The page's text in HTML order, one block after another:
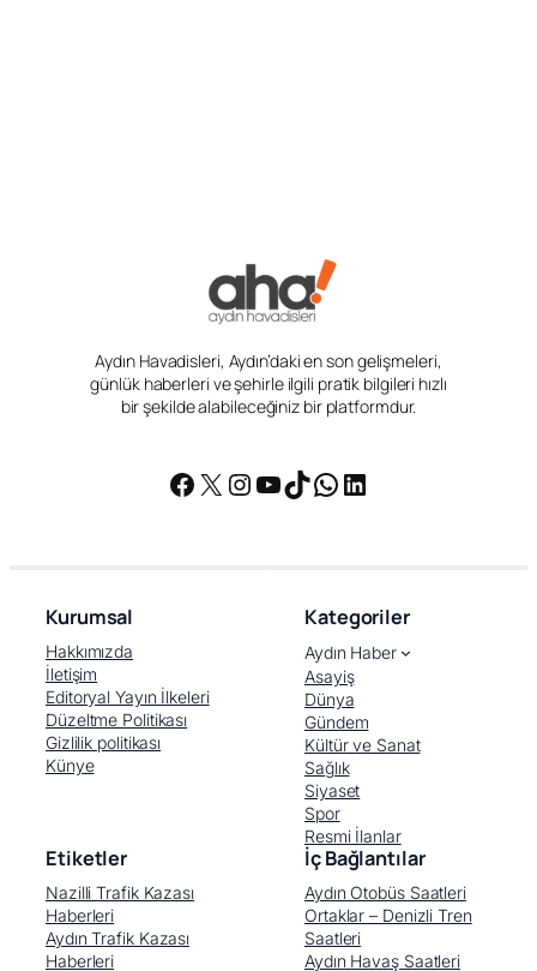
Aydın Havadisleri, Aydın’daki en son gelişmeleri,
günlük haberleri ve şehirle ilgili pratik bilgileri hızlı
bir şekilde alabileceğiniz bir platformdur.
Facebook
X Instagram
YouTube
TikTok
WhatsApp
LinkedIn
Kurumsal
Hakkımızda
İletişim
Editoryal Yayın İlkeleri
Düzeltme Politikası
Gizlilik politikası
Künye
Kategoriler
Aydın Haber
Asayiş
Dünya
Gündem
Kültür ve Sanat
Sağlık
Siyaset
Spor
Resmi İlanlar
Etiketler
Nazilli Trafik Kazası
Haberleri
Aydın Trafik Kazası
Haberleri
İç Bağlantılar
Aydın Otobüs Saatleri
Ortaklar – Denizli Tren
Saatleri
Aydın Havaş Saatleri